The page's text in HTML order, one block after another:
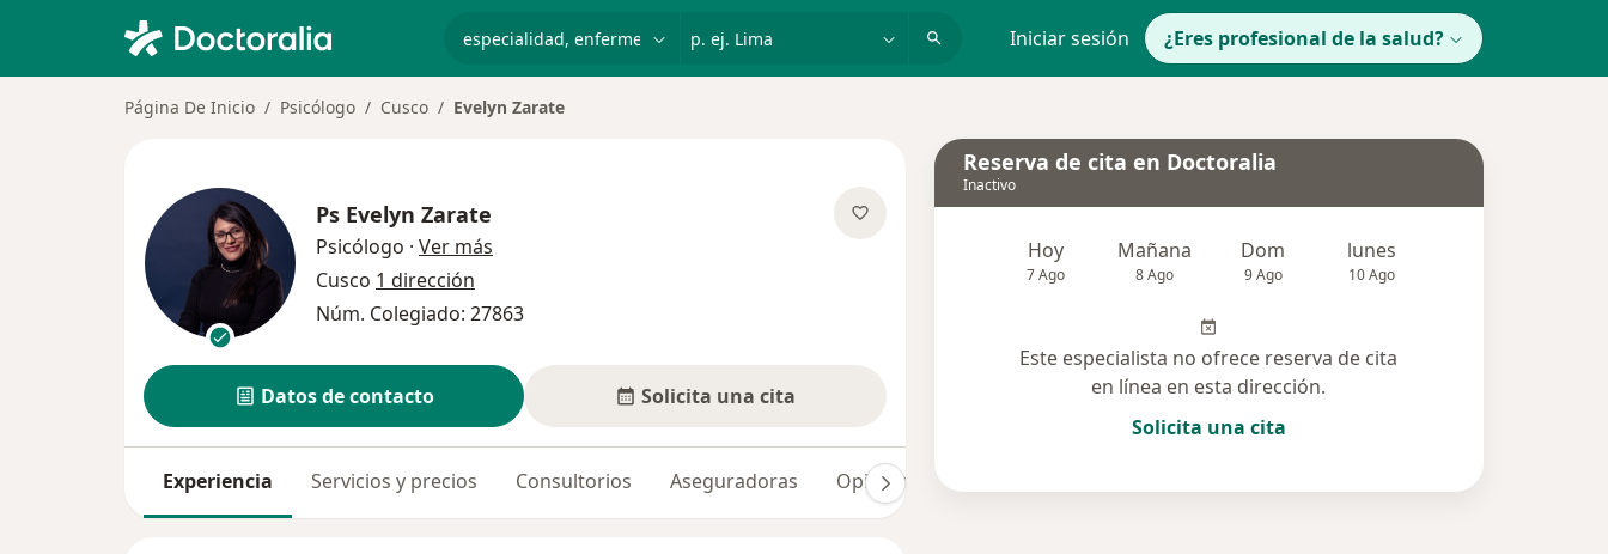
Iniciar sesión ¿Eres profesional de la salud?
Página De Inicio Psicólogo Cusco Evelyn Zarate
Ps Evelyn Zarate
Psicólogo · Ver más
Cusco 1 dirección
Núm. Colegiado: 27863
Datos de contacto Solicita una cita
Experiencia Servicios y precios Consultorios Aseguradoras Opiniones
Reserva de cita en Doctoralia
Inactivo
Hoy
7 Ago
Mañana
8 Ago
Dom
9 Ago
lunes
10 Ago
Este especialista no ofrece reserva de cita
en línea en esta dirección.
Solicita una cita